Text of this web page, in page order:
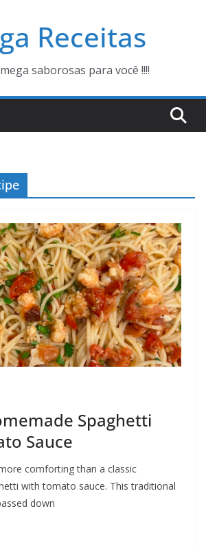
Receitas
saborosas para você !!!!
Spaghetti
Sauce
comforting than a classic
with tomato sauce. This traditional
down